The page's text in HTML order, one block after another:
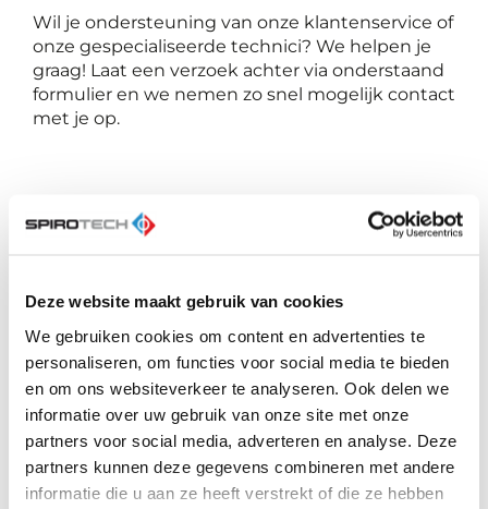
Deze website maakt gebruik van cookies
We gebruiken cookies om content en advertenties te
personaliseren, om functies voor social media te bieden
en om ons websiteverkeer te analyseren. Ook delen we
informatie over uw gebruik van onze site met onze
partners voor social media, adverteren en analyse. Deze
partners kunnen deze gegevens combineren met andere
informatie die u aan ze heeft verstrekt of die ze hebben
Wil je ondersteuning van onze klantenservice of
onze gespecialiseerde technici? We helpen je
graag! Laat een verzoek achter via onderstaand
formulier en we nemen zo snel mogelijk contact
met je op.
Zowel de hieronder genoemde apparaten als
het gehele systeem moeten elektrisch en
wordt uitgevoerd door de technici van
Spirotech.
SpiroVent Superior - Vacuümontgassers
SpiroExpand - Expansieautomaten
SpiroExpand - Expansievaten
Spiropure - Vul- en navulsystemen